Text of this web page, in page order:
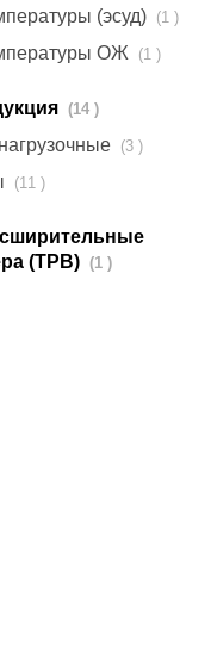
(эсуд) (1 )
ОЖ (1 )
(14 )
(3 )
(11 )
(ТРВ)
(1 )